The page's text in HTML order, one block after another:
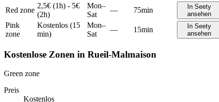
Red zone
2,5€ (1h) - 5€
(2h)
Mon–
Sat
— 75min
In Seety
ansehen
Pink
zone
Kostenlos (15
min)
Mon–
Sat
— 15min
In Seety
ansehen
Kostenlose Zonen in Rueil-Malmaison
Green zone
Preis
Kostenlos